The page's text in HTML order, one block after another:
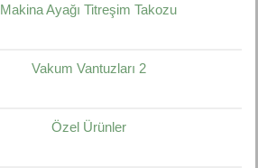
Makina Ayağı Titreşim Takozu
Vakum Vantuzları 2
Özel Ürünler